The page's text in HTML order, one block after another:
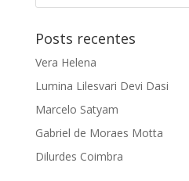
Posts recentes
Vera Helena
Lumina Lilesvari Devi Dasi
Marcelo Satyam
Gabriel de Moraes Motta
Dilurdes Coimbra